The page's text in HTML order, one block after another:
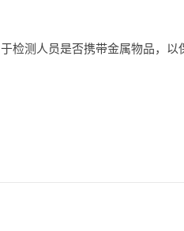
检测人员是否携带金属物品，以